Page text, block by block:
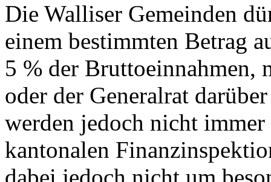
Die Walliser Gemeinden
einem bestimmten Betrag
5 % der Bruttoeinnahmen,
oder der Generalrat
werden jedoch nicht
kantonalen